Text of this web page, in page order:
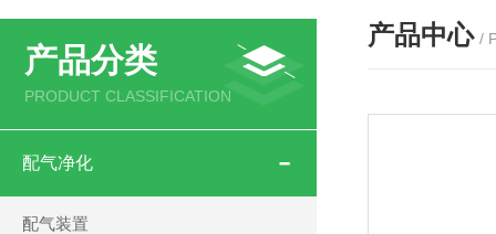
产品分类
PRODUCT CLASSIFICATION
配气净化
配气装置
产品中心 /